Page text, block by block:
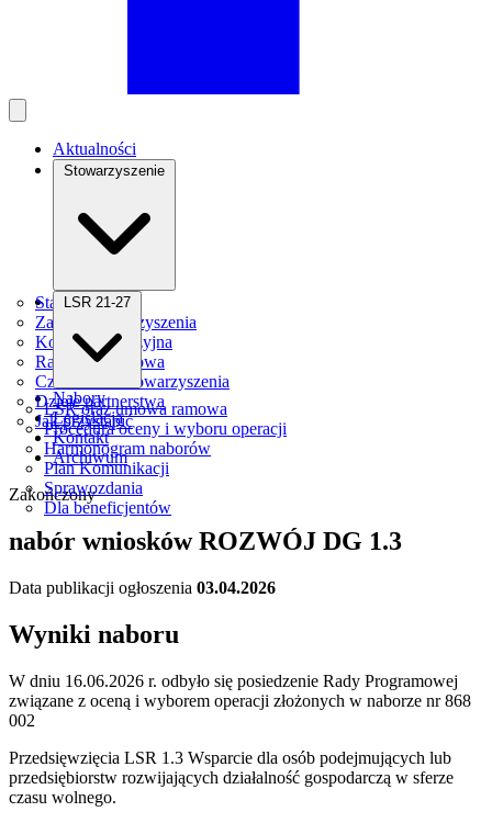
Aktualności
Stowarzyszenie
Statut
Zarząd Stowarzyszenia
Komisja Rewizyjna
Rada Programowa
Członkowie stowarzyszenia
Dzieje partnerstwa
Jak przystąpić
LSR 21-27
LSR oraz umowa ramowa
Procedura oceny i wyboru operacji
Harmonogram naborów
Plan Komunikacji
Sprawozdania
Dla beneficjentów
Nabory
Legislacja
Kontakt
Archiwum
Zakończony
nabór wniosków ROZWÓJ DG 1.3
Data publikacji ogłoszenia 03.04.2026
Wyniki naboru
W dniu 16.06.2026 r. odbyło się posiedzenie Rady Programowej
związane z oceną i wyborem operacji złożonych w naborze nr 868
002
Przedsięwzięcia LSR 1.3 Wsparcie dla osób podejmujących lub
przedsiębiorstw rozwijających działalność gospodarczą w sferze
czasu wolnego.